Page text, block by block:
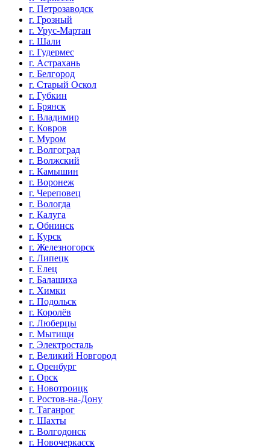
г. Петрозаводск
г. Грозный
г. Урус-Мартан
г. Шали
г. Гудермес
г. Астрахань
г. Белгород
г. Старый Оскол
г. Губкин
г. Брянск
г. Владимир
г. Ковров
г. Муром
г. Волгоград
г. Волжский
г. Камышин
г. Воронеж
г. Череповец
г. Вологда
г. Калуга
г. Обнинск
г. Курск
г. Железногорск
г. Липецк
г. Елец
г. Балашиха
г. Химки
г. Подольск
г. Королёв
г. Люберцы
г. Мытищи
г. Электросталь
г. Великий Новгород
г. Оренбург
г. Орск
г. Новотроицк
г. Ростов-на-Дону
г. Таганрог
г. Шахты
г. Волгодонск
г. Новочеркасск